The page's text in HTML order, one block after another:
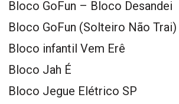
Bloco GoFun – Bloco Desandei
Bloco GoFun (Solteiro Não Trai)
Bloco infantil Vem Erê
Bloco Jah É
Bloco Jegue Elétrico SP